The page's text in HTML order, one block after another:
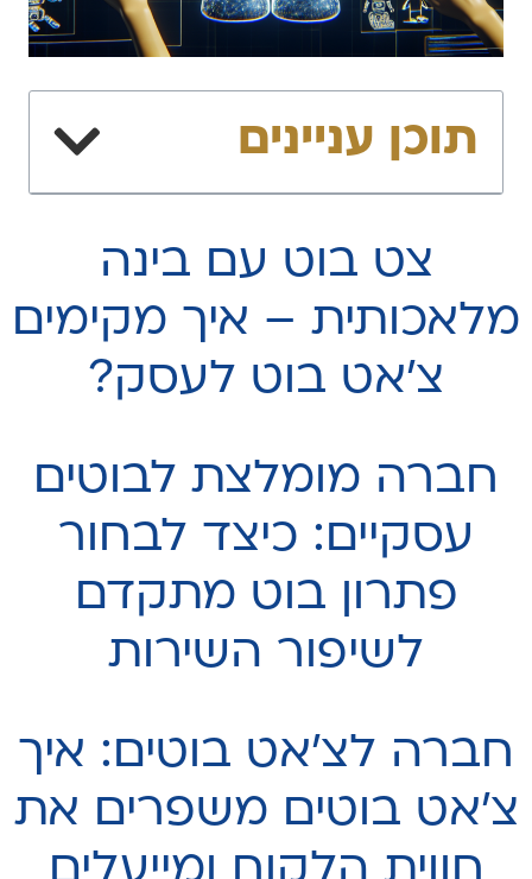
תוכן עניינים
צט בוט עם בינה
מלאכותית – איך מקימים
צ׳אט בוט לעסק?
חברה מומלצת לבוטים
עסקיים: כיצד לבחור
פתרון בוט מתקדם
לשיפור השירות
חברה לצ׳אט בוטים: איך
צ'אט בוטים משפרים את